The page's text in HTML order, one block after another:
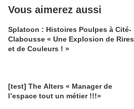
Vous aimerez aussi
Splatoon : Histoires Poulpes à Cité-
Clabousse « Une Explosion de Rires
et de Couleurs ! »
[test] The Alters « Manager de
l’espace tout un métier !!!»